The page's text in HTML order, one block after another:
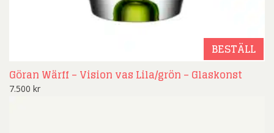
BESTÄLL
Göran Wärff – Vision vas Lila/grön – Glaskonst
7.500 kr